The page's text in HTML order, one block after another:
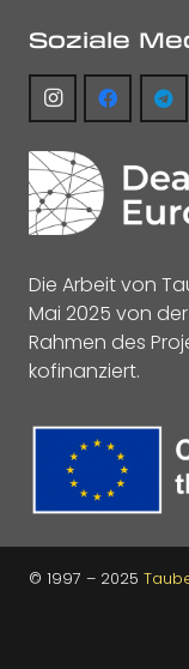
Soziale
Die Arbeit von
Mai 2025 von
Rahmen des
kofinanziert.
© 1997 – 2025